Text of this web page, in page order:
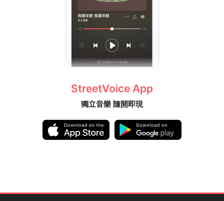
StreetVoice App
獨立音樂 隨開即現